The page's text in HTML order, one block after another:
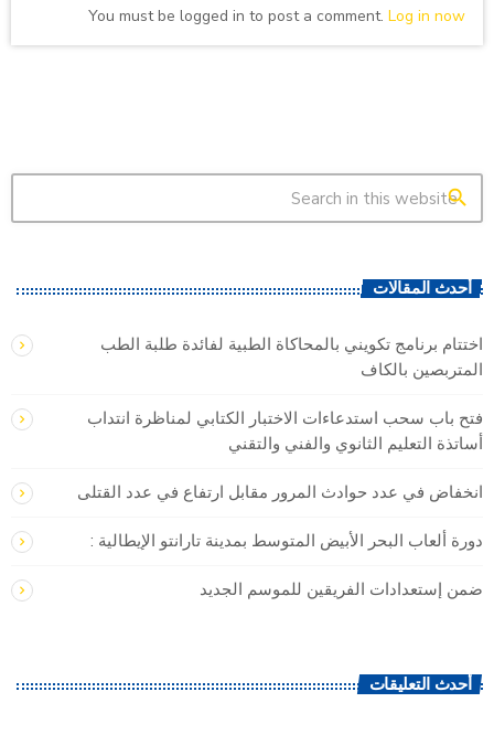
You must be logged in to post a comment. Log in now
search
أحدث المقالات
اختتام برنامج تكويني بالمحاكاة الطبية لفائدة طلبة الطب
المتربصين بالكاف
فتح باب سحب استدعاءات الاختبار الكتابي لمناظرة انتداب
أساتذة التعليم الثانوي والفني والتقني
انخفاض في عدد حوادث المرور مقابل ارتفاع في عدد القتلى
دورة ألعاب البحر الأبيض المتوسط بمدينة تارانتو الإيطالية :
ضمن إستعدادات الفريقين للموسم الجديد
أحدث التعليقات